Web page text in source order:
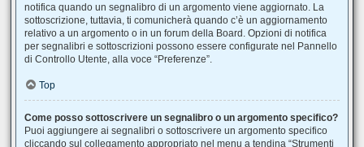
notifica quando un segnalibro di un argomento viene aggiornato. La
sottoscrizione, tuttavia, ti comunicherà quando c’è un aggiornamento
relativo a un argomento o in un forum della Board. Opzioni di notifica
per segnalibri e sottoscrizioni possono essere configurate nel Pannello
di Controllo Utente, alla voce “Preferenze”.
Top
Come posso sottoscrivere un segnalibro o un argomento specifico?
Puoi aggiungere ai segnalibri o sottoscrivere un argomento specifico
cliccando sul collegamento appropriato nel menu a tendina “Strumenti